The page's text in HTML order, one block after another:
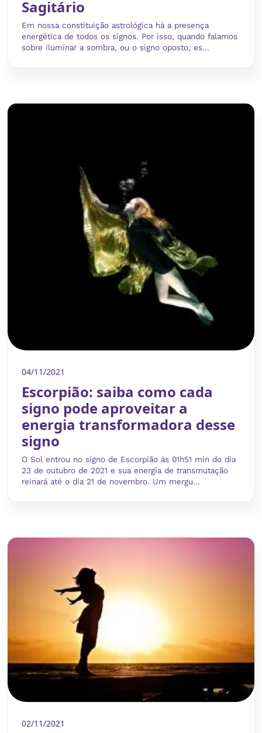
Sagitário
Em nossa constituição astrológica há a presença
energética de todos os signos. Por isso, quando falamos
sobre iluminar a sombra, ou o signo oposto, es...
04/11/2021
Escorpião: saiba como cada
signo pode aproveitar a
energia transformadora desse
signo
O Sol entrou no signo de Escorpião às 01h51 min do dia
23 de outubro de 2021 e sua energia de transmutação
reinará até o dia 21 de novembro. Um mergu...
02/11/2021